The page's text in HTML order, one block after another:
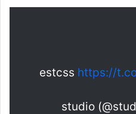
estcss https://